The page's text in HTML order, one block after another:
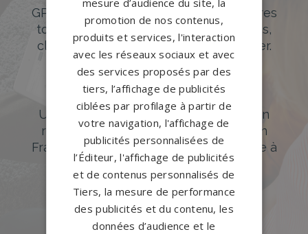
GPG Granit offre un large choix de pierres
tombales en granit de styles modernes,
classiques ou originales à personnaliser.
DÉCOUVREZ NOTRE CATALOGUE
Accompagnement sur-mesure
Un accompagnement sur mesure et un
réseau de 1200 partenaires partout en
France. Personnalisation avancée grâce à
notre configurateur 3D en ligne.
PERSONNALISEZ VOTRE MONUMENT
mesure d’audience du site, la
promotion de nos contenus,
produits et services, l'interaction
avec les réseaux sociaux et avec
des services proposés par des
tiers, l’affichage de publicités
ciblées par profilage à partir de
votre navigation, l'affichage de
publicités personnalisées de
l’Éditeur, l'affichage de publicités
et de contenus personnalisés de
Tiers, la mesure de performance
des publicités et du contenu, les
données d’audience et le